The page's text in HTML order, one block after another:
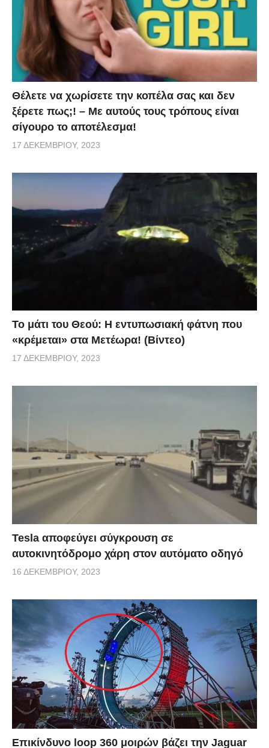
Θέλετε να χωρίσετε την κοπέλα σας και δεν
ξέρετε πως;! – Με αυτούς τους τρόπους είναι
σίγουρο το αποτέλεσμα!
17 ΔΕΚΕΜΒΡΊΟΥ, 2023
Το μάτι του Θεού: Η εντυπωσιακή φάτνη που
«κρέμεται» στα Μετέωρα! (Βίντεο)
17 ΔΕΚΕΜΒΡΊΟΥ, 2023
Tesla αποφεύγει σύγκρουση σε
αυτοκινητόδρομο χάρη στον αυτόματο οδηγό
16 ΔΕΚΕΜΒΡΊΟΥ, 2023
Επικίνδυνο loop 360 μοιρών βάζει την Jaguar